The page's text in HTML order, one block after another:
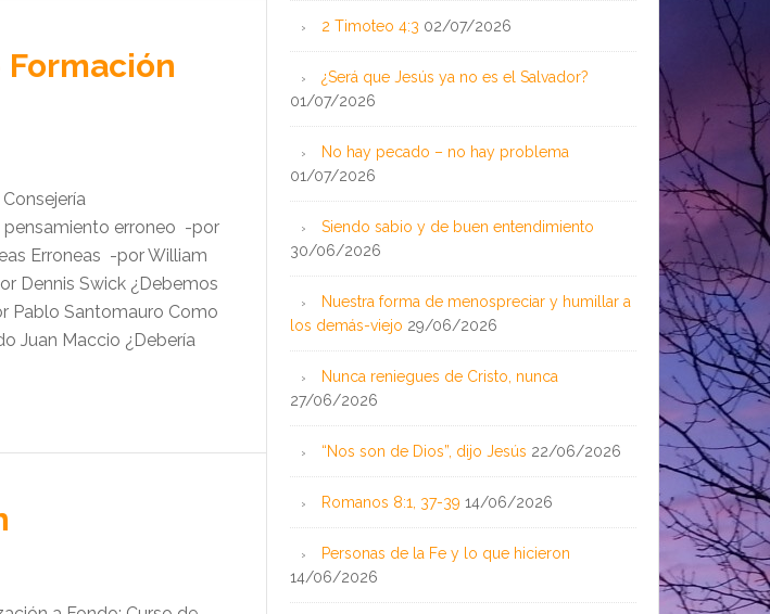
pensamiento erroneo -por
Erroneas -por William
Dennis Swick ¿Debemos
Pablo Santomauro Como
Juan Maccio ¿Debería
2 Timoteo 4:3 02/07/2026
¿Será que Jesús ya no es el Salvador?
01/07/2026
No hay pecado – no hay problema
01/07/2026
Siendo sabio y de buen entendimiento
30/06/2026
Nuestra forma de menospreciar y humillar a
los demás-viejo 29/06/2026
Nunca reniegues de Cristo, nunca
27/06/2026
“Nos son de Dios”, dijo Jesús 22/06/2026
Romanos 8:1, 37-39 14/06/2026
Personas de la Fe y lo que hicieron
14/06/2026